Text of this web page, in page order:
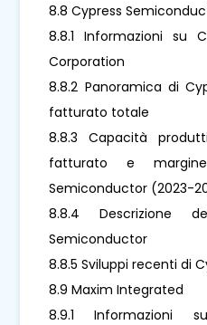
8.8 Cypress
8.8.1 Informazioni su
Corporation
8.8.2 Panoramica di
fatturato totale
8.8.3 Capacità
fatturato e
Semiconductor (2023-
8.8.4 Descrizione
Semiconductor
8.8.5 Sviluppi recenti di
8.9 Maxim Integrated
8.9.1 Informazioni